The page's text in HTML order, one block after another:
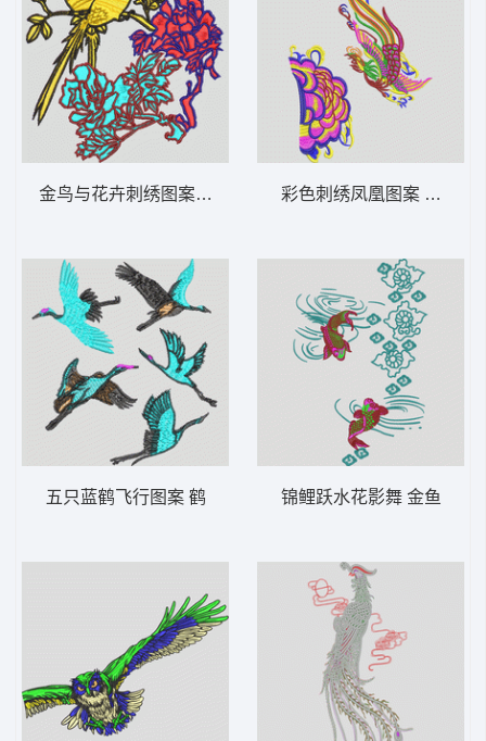
金鸟与花卉刺绣图案 鸟 靓花
五只蓝鹤飞行图案 鹤
彩色刺绣凤凰图案 凤凰
锦鲤跃水花影舞 金鱼